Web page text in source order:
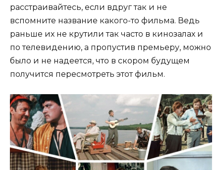
расстраивайтесь, если вдруг так и не
вспомните название какого-то фильма. Ведь
раньше их не крутили так часто в кинозалах и
по телевидению, а пропустив премьеру, можно
было и не надеется, что в скором будущем
получится пересмотреть этот фильм.